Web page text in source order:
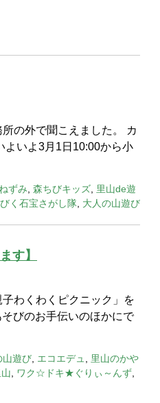
の外で聞こえました。 カ
よいよ3月1日10:00から小
ずみ 森ちびキッズ 里山de遊
びく石宝さがし隊 大人の山遊び
す】
わくわくピクニック」を
びのお手伝いのほかにで
山遊び エコエデュ
里山のかや
ワク☆ドキ★ぐりぃ～んず